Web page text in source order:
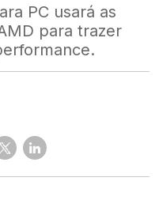
PC usará as
para trazer